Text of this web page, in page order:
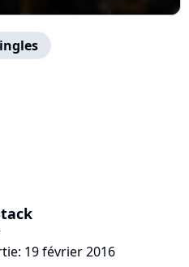
19 février 2016